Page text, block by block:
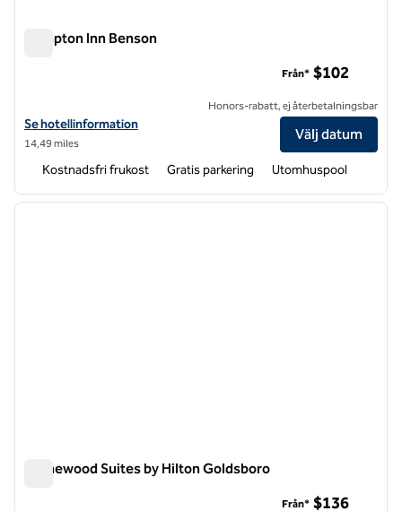
Hampton Inn Benson
Visa hotelldetaljer för Hampton Inn Benson
Se hotellinformation
14,49 miles
Från* $102
Honors-rabatt, ej återbetalningsbar
Välj datum
Kostnadsfri frukost Gratis parkering Utomhuspool
1 av 12
nästa
Homewood Suites by Hilton Goldsboro
Från* $136